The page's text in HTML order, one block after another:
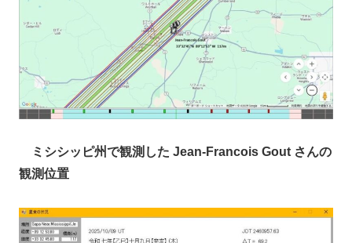
ミシシッピ州で観測した Jean-Francois Gout さんの
観測位置